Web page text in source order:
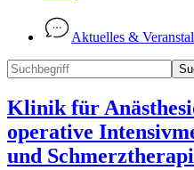
Aktuelles &
Klinik für
operative
und